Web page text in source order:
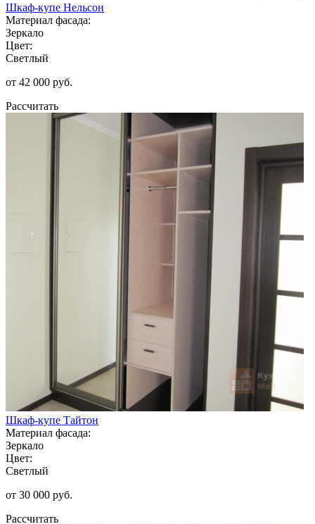
Шкаф-купе Нельсон
Материал фасада:
Зеркало
Цвет:
Светлый
от 42 000 руб.
Рассчитать
Шкаф-купе Тайтон
Материал фасада:
Зеркало
Цвет:
Светлый
от 30 000 руб.
Рассчитать